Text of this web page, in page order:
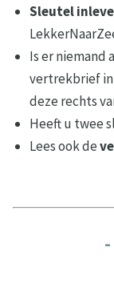
Sleutel
Is er niemand
vertrekbrief
deze rechts
Heeft u twee
Lees ook de